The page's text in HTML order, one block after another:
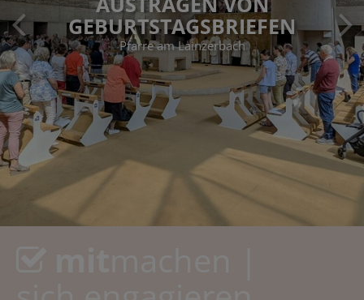
GEBURTSTAGSBRIEFEN
Pfarre am Lainzerbach